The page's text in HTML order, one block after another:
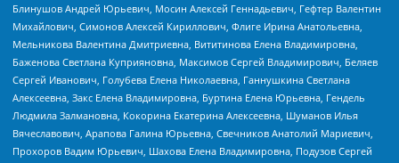
Блинушов Андрей Юрьевич, Мосин Алексей Геннадьевич, Гефтер Валентин
Михайлович, Симонов Алексей Кириллович, Флиге Ирина Анатольевна,
Мельникова Валентина Дмитриевна, Вититинова Елена Владимировна,
Баженова Светлана Куприяновна, Максимов Сергей Владимирович, Беляев
Сергей Иванович, Голубева Елена Николаевна, Ганнушкина Светлана
Алексеевна, Закс Елена Владимировна, Буртина Елена Юрьевна, Гендель
Людмила Залмановна, Кокорина Екатерина Алексеевна, Шуманов Илья
Вячеславович, Арапова Галина Юрьевна, Свечников Анатолий Мариевич,
Прохоров Вадим Юрьевич, Шахова Елена Владимировна, Подузов Сергей